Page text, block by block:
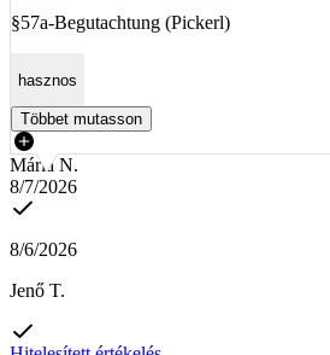
§57a-Begutachtung (Pickerl)
hasznos
Többet mutasson
Mária N.
8/7/2026
8/6/2026
Jenő T.